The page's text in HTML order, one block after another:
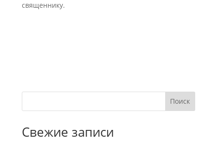
священнику.
Поиск
Свежие записи